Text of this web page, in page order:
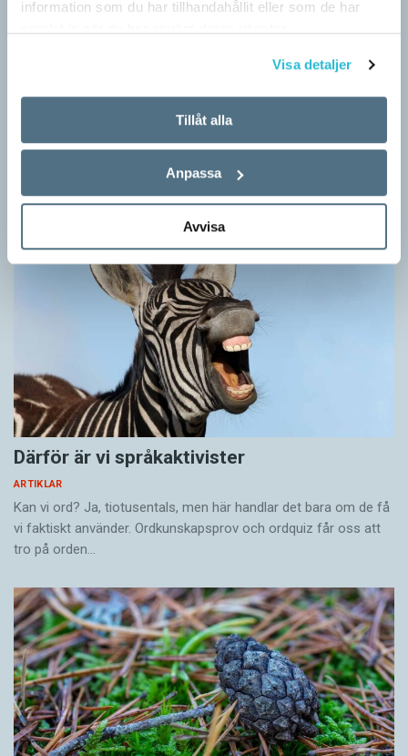
information som du har tillhandahållit eller som de har
Visa detaljer
Tillåt alla
Anpassa
Avvisa
Hundfiskare vill få någon på kroken
Fråga: Jag har hört om catfishing, men nu har jag sett
dogfishing användas om folks profiler på dejtningappar också.
Vad betyder det? Jona Svar: Både…
Därför är vi språkaktivister
ARTIKLAR
Kan vi ord? Ja, tiotusentals, men här handlar det bara om de få
vi faktiskt använder. Ordkunskapsprov och ordquiz får oss att
tro på orden…